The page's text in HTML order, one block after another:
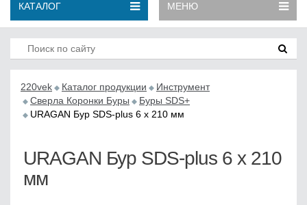
КАТАЛОГ МЕНЮ
220vek Каталог продукции
Инструмент
Сверла Коронки Буры
Буры SDS+
URAGAN Бур SDS-plus 6 х 210 мм
URAGAN Бур SDS-plus 6 х 210
мм